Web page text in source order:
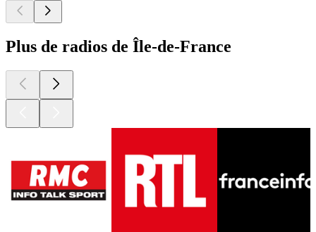
Plus de radios de Île-de-France